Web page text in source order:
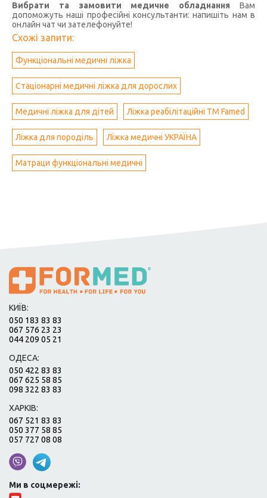
Вибрати та замовити медичне обладнання Вам
допоможуть наші професійні консультанти: напишіть нам в
онлайн чат чи зателефонуйте!
Схожі запити:
Функціональні медичні ліжка
Стаціонарні медичні ліжка для дорослих
Медичні ліжка для дітей Ліжка реабілітаційні ТМ Famed
Ліжка для породіль Ліжка медичні УКРАЇНА
Матраци функціональні медичні
КИЇВ:
050 183 83 83
067 576 23 23
044 209 05 21
ОДЕСА:
050 422 83 83
067 625 58 85
098 322 83 83
ХАРКІВ:
067 521 83 83
050 377 58 85
057 727 08 08
Ми в соцмережі: